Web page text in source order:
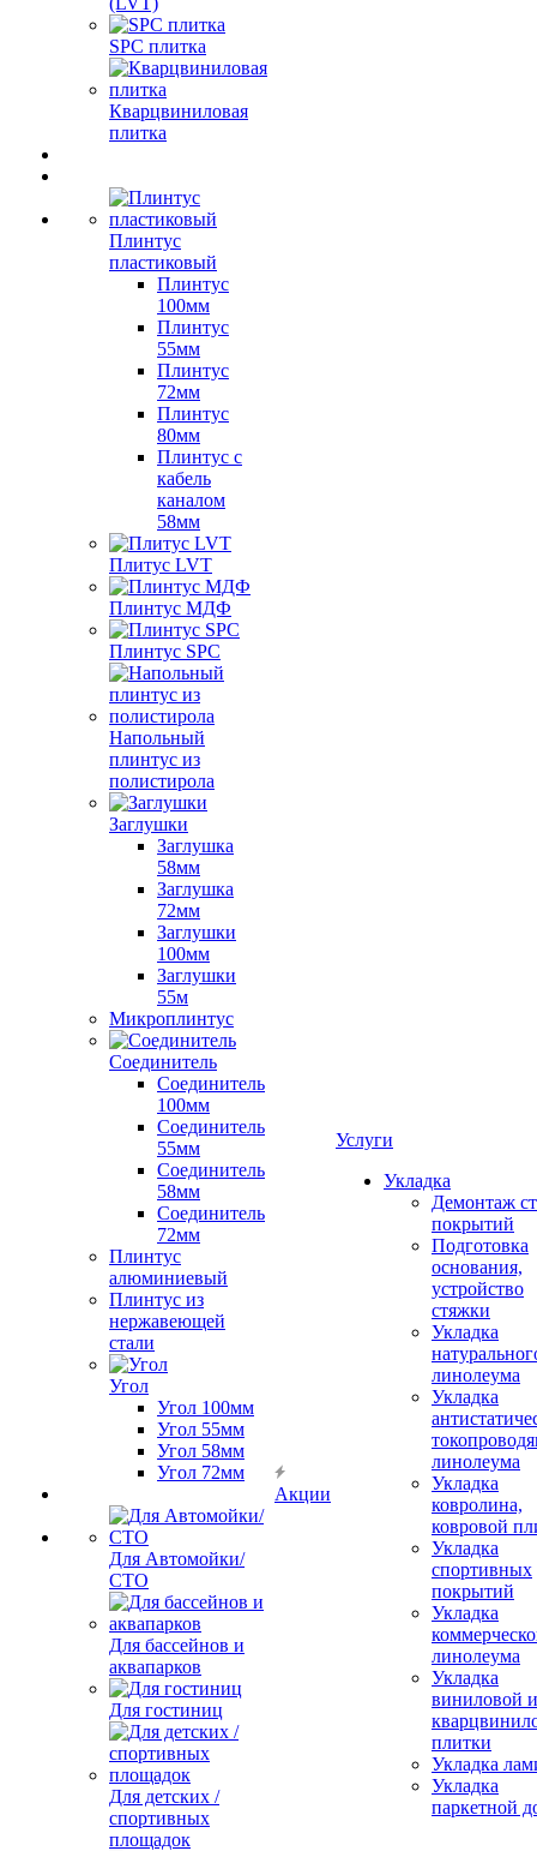
SPC плитка
Кварцвиниловая
плитка
Плинтус
пластиковый
Плинтус
100мм
Плинтус
55мм
Плинтус
72мм
Плинтус
80мм
Плинтус с
кабель
каналом
58мм
Плитус LVT
Плинтус МДФ
Плинтус SPC
Напольный
плинтус из
полистирола
Заглушки
Заглушка
58мм
Заглушка
72мм
Заглушки
100мм
Заглушки
55м
Микроплинтус
Соединитель
Соединитель
100мм
Соединитель
55мм
Соединитель
58мм
Соединитель
72мм
Плинтус
алюминиевый
Плинтус из
нержавеющей
стали
Угол
Угол 100мм
Угол 55мм
Угол 58мм
Угол 72мм
Для Автомойки/
СТО
Для бассейнов и
аквапарков
Для гостиниц
Для детских /
спортивных
площадок
Акции
Услуги
Укладка
Демонтаж
покрытий
Подготовка
основания,
устройство
стяжки
Укладка
линолеума
Укладка
линолеума
Укладка
ковролина,
ковровой
Укладка
спортивных
покрытий
Укладка
линолеума
Укладка
виниловой и
плитки
Укладка
Укладка
паркетной